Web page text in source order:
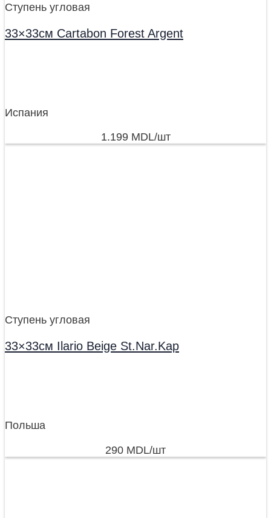
Ступень угловая
33×33см Cartabon Forest Argent
Испания
1.199 MDL/шт
Ступень угловая
33×33см Ilario Beige St.Nar.Kap
Польша
290 MDL/шт